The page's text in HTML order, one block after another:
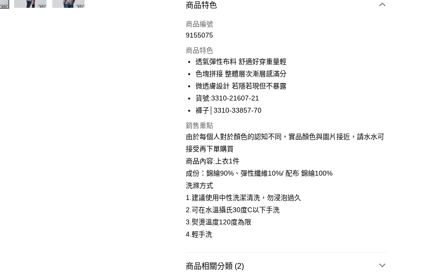
付款方式
信用卡一次付款
3 期 0 利率 每期 NT$517
合作金庫商業銀行
華南商業銀行
國泰世華商業銀行
臺灣中小企業銀行
匯豐（台灣）商業銀行
聯邦商業銀行
遠東國際商業銀行
玉山商業銀行
台新國際商業銀行
台灣樂天信用卡公司
LINE Pay
街口支付
悠遊付
全盈+PAY
ATM付款
貨到付款
運送方式
付款後全家取貨
付款後7-11取貨
商品特色
商品編號
9155075
商品特色
透氣彈性布料 舒適好穿重量輕
色塊拼接 整體層次漸層感滿分
微透膚設計 若隱若現但不暴露
貨號:3310-21607-21
褲子│3310-33857-70
銷售重點
由於每個人對於顏色的認知不同，實品顏色與圖片接近，請水水可
接受再下單購買
商品內容:上衣1件
成份：錦綸90%、彈性纖維10%/ 配布 錦綸100%
洗滌方式
1.建議使用中性洗潔清洗，勿浸泡過久
2.可在水溫攝氏30度C以下手洗
3.熨燙溫度120度為限
4.輕手洗
商品相關分類 (2)